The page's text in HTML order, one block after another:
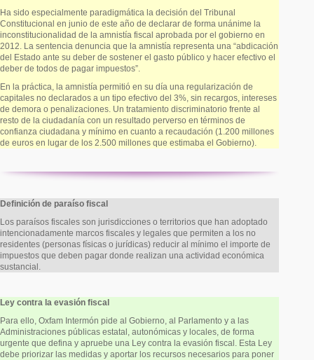
Ha sido especialmente paradigmática la decisión del Tribunal
Constitucional en junio de este año de declarar de forma unánime la
inconstitucionalidad de la amnistía fiscal aprobada por el gobierno en
2012. La sentencia denuncia que la amnistía representa una “abdicación
del Estado ante su deber de sostener el gasto público y hacer efectivo el
deber de todos de pagar impuestos”.
En la práctica, la amnistía permitió en su día una regularización de
capitales no declarados a un tipo efectivo del 3%, sin recargos, intereses
de demora o penalizaciones. Un tratamiento discriminatorio frente al
resto de la ciudadanía con un resultado perverso en términos de
confianza ciudadana y mínimo en cuanto a recaudación (1.200 millones
de euros en lugar de los 2.500 millones que estimaba el Gobierno).
Definición de paraíso fiscal
Los paraísos fiscales son jurisdicciones o territorios que han adoptado
intencionadamente marcos fiscales y legales que permiten a los no
residentes (personas físicas o jurídicas) reducir al mínimo el importe de
impuestos que deben pagar donde realizan una actividad económica
sustancial.
Ley contra la evasión fiscal
Para ello, Oxfam Intermón pide al Gobierno, al Parlamento y a las
Administraciones públicas estatal, autonómicas y locales, de forma
urgente que defina y apruebe una Ley contra la evasión fiscal. Esta Ley
debe priorizar las medidas y aportar los recursos necesarios para poner